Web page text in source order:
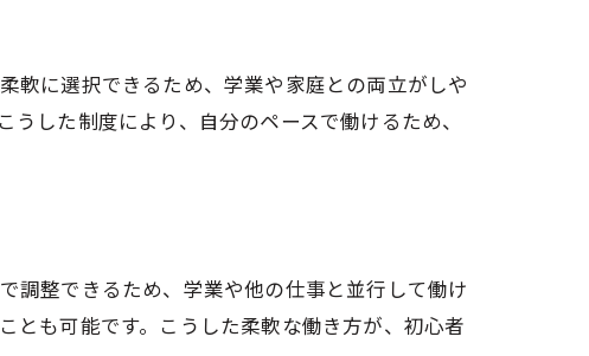
プ
軟に選択できるため、学業や家庭との両立がしや
した制度により、自分のペースで働けるため、
調整できるため、学業や他の仕事と並行して働け
とも可能です。こうした柔軟な働き方が、初心者